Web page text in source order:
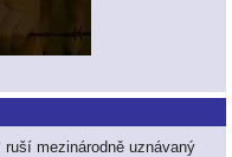
mezinárodně uznávaný